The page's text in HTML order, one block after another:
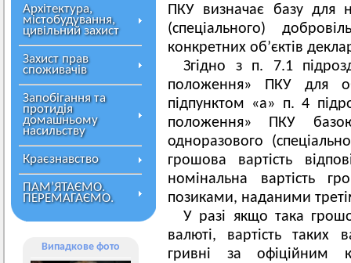
Архітектура,
містобудування,
цивільний захист
Захист прав
споживачів
Запобігання та
протидія
домашньому
насильству
Краєзнавство
ПАМ’ЯТАЄМО.
ПЕРЕМАГАЄМО.
Випадкове фото
ПКУ визначає базу для
(спеціального)
конкретних об’єктів
Згідно з п. 7.1
положення» ПКУ для
підпунктом «а» п. 4
положення» ПКУ
одноразового
грошова вартість
номінальна вартість
позиками, наданими
У разі якщо така
валюті, вартість таких
гривні за офіційним